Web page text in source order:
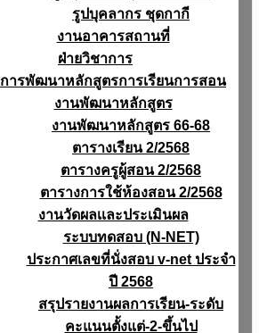
รูปบุคลากร ชุดกากี
งานอาคารสถานที่
ฝ่ายวิชาการ
การพัฒนาหลักสูตรการเรียนการสอน
งานพัฒนาหลักสูตร
งานพัฒนาหลักสูตร 66-68
ตารางเรียน 2/2568
ตารางครูผู้สอน 2/2568
ตารางการใช้ห้องสอน 2/2568
งานวัดผลเเละประเมินผล
ระบบทดสอบ (N-NET)
ประกาศเลขที่นั่งสอบ v-net ประจำ
ปี 2568
สรุปรายงานผลการเรียน-ระดับ
คะแนนตั้งแต่-2-ขึ้นไป